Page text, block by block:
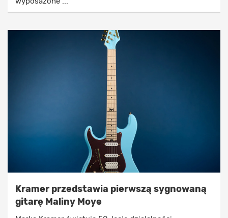
Kramer przedstawia pierwszą sygnowaną
gitarę Maliny Moye